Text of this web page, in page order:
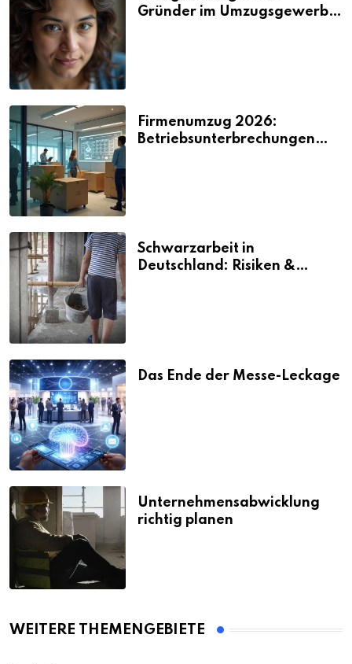
Gründer im Umzugsgewerbe
Firmenumzug 2026:
Betriebsunterbrechungen
Schwarzarbeit in
Deutschland: Risiken &
Das Ende der Messe-Leckage
Unternehmensabwicklung
richtig planen
WEITERE THEMENGEBIETE